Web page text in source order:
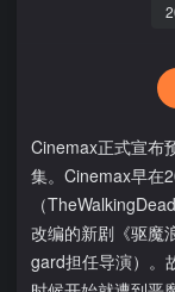
Cinemax正式宣布
集。Cinemax早在
（
改编的新剧《驱魔
gard担任导演）。